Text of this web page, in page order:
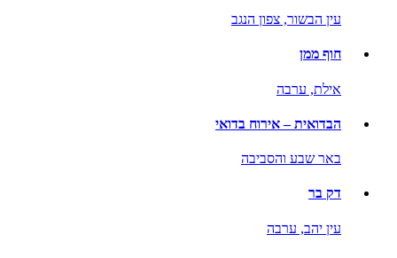
עין הבשור, צפון הנגב
חוף ממן
אילת, ערבה
הבדואית – אירוח בדואי
באר שבע והסביבה
דק בר
עין יהב, ערבה